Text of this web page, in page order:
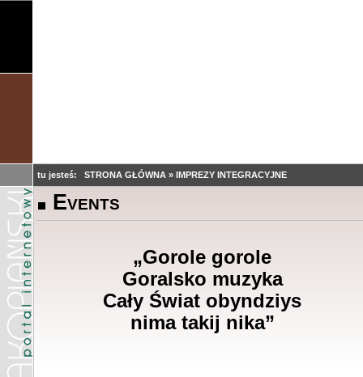
tu jesteś: STRONA GŁÓWNA » IMPREZY INTEGRACYJNE
Events
„Gorole gorole
Goralsko muzyka
Cały Świat obyndziys
nima takij nika”